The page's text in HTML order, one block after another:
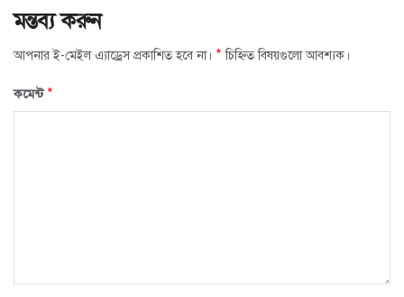
মন্তব্য করুন
আপনার ই-মেইল এ্যাড্রেস প্রকাশিত হবে না। * চিহ্নিত বিষয়গুলো আবশ্যক।
কমেন্ট*